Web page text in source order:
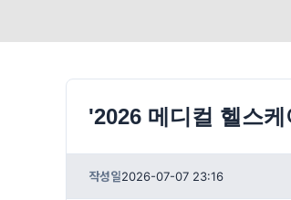
'2026 메디컬 헬스
작성일2026-07-07 23:16